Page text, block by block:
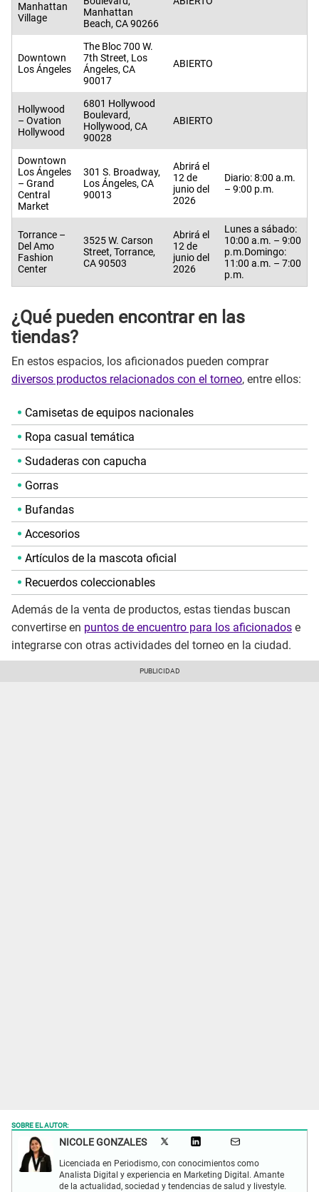
Manhattan
Village
Manhattan
Beach, CA 90266
Downtown
Los Ángeles
The Bloc 700 W.
7th Street, Los
Ángeles, CA
90017
ABIERTO
Hollywood
– Ovation
Hollywood
6801 Hollywood
Boulevard,
Hollywood, CA
90028
ABIERTO
Downtown
Los Ángeles
– Grand
Central
Market
301 S. Broadway,
Los Ángeles, CA
90013
Abrirá el
12 de
junio del
2026
Diario: 8:00 a.m.
– 9:00 p.m.
Torrance –
Del Amo
Fashion
Center
3525 W. Carson
Street, Torrance,
CA 90503
Abrirá el
12 de
junio del
2026
Lunes a sábado:
10:00 a.m. – 9:00
p.m.Domingo:
11:00 a.m. – 7:00
p.m.
¿Qué pueden encontrar en las
tiendas?
En estos espacios, los aficionados pueden comprar
diversos productos relacionados con el torneo, entre ellos:
Camisetas de equipos nacionales
Ropa casual temática
Sudaderas con capucha
Gorras
Bufandas
Accesorios
Artículos de la mascota oficial
Recuerdos coleccionables
Además de la venta de productos, estas tiendas buscan
convertirse en puntos de encuentro para los aficionados e
integrarse con otras actividades del torneo en la ciudad.
SOBRE EL AUTOR:
NICOLE GONZALES
Licenciada en Periodismo, con conocimientos como
Analista Digital y experiencia en Marketing Digital. Amante
de la actualidad, sociedad y tendencias de salud y livestyle.